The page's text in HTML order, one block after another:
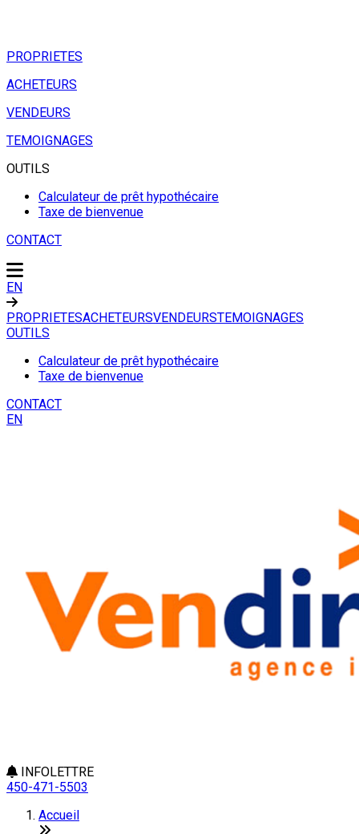
PROPRIETES
ACHETEURS
VENDEURS
TEMOIGNAGES
OUTILS
Calculateur de prêt hypothécaire
Taxe de bienvenue
CONTACT
EN
PROPRIETESACHETEURSVENDEURSTEMOIGNAGES
OUTILS
Calculateur de prêt hypothécaire
Taxe de bienvenue
CONTACT
EN
INFOLETTRE
450-471-5503
Accueil